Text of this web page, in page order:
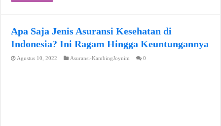
Apa Saja Jenis Asuransi Kesehatan di
Indonesia? Ini Ragam Hingga Keuntungannya
Agustus 10, 2022 Asuransi-KambingJoynim 0